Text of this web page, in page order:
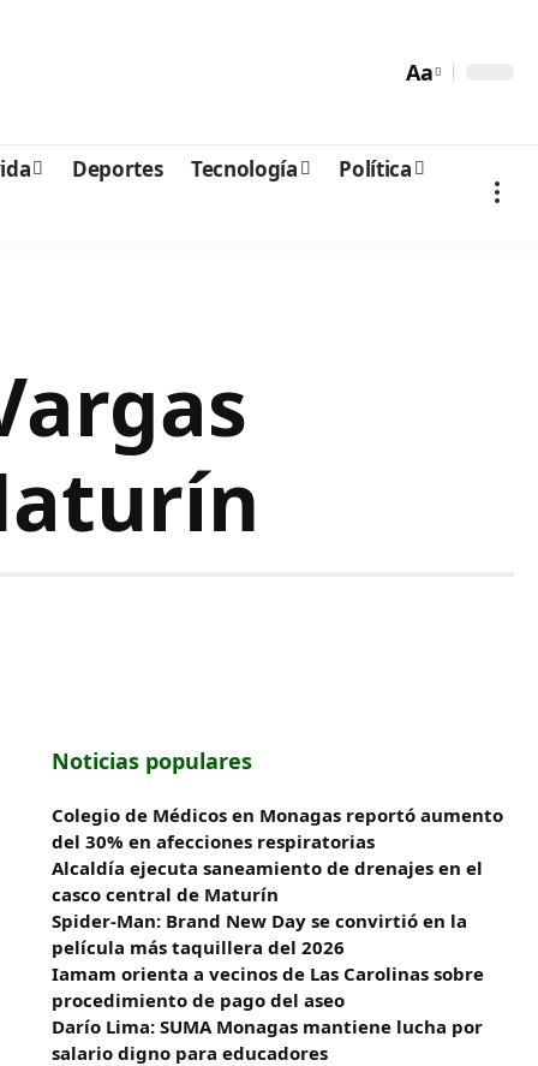
Aa
Deportes Tecnología
Política
Noticias populares
Colegio de Médicos en Monagas reportó aumento
del 30% en afecciones respiratorias
Alcaldía ejecuta saneamiento de drenajes en el
casco central de Maturín
Spider-Man: Brand New Day se convirtió en la
película más taquillera del 2026
Iamam orienta a vecinos de Las Carolinas sobre
procedimiento de pago del aseo
Darío Lima: SUMA Monagas mantiene lucha por
salario digno para educadores